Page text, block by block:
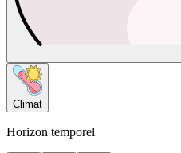
Climat
Horizon temporel